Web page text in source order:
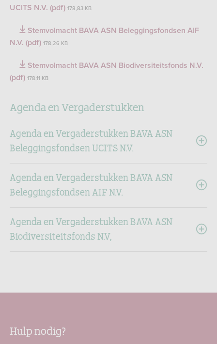
UCITS N.V. (pdf) 178,83 KB
Stemvolmacht BAVA ASN Beleggingsfondsen AIF
N.V. (pdf) 178,26 KB
Stemvolmacht BAVA ASN Biodiversiteitsfonds N.V.
(pdf) 178,11 KB
Agenda en Vergaderstukken
Agenda en Vergaderstukken BAVA ASN
Beleggingsfondsen UCITS N.V.
Agenda en Vergaderstukken BAVA ASN
Beleggingsfondsen AIF N.V.
Agenda en Vergaderstukken BAVA ASN
Biodiversiteitsfonds N.V,
Hulp nodig?